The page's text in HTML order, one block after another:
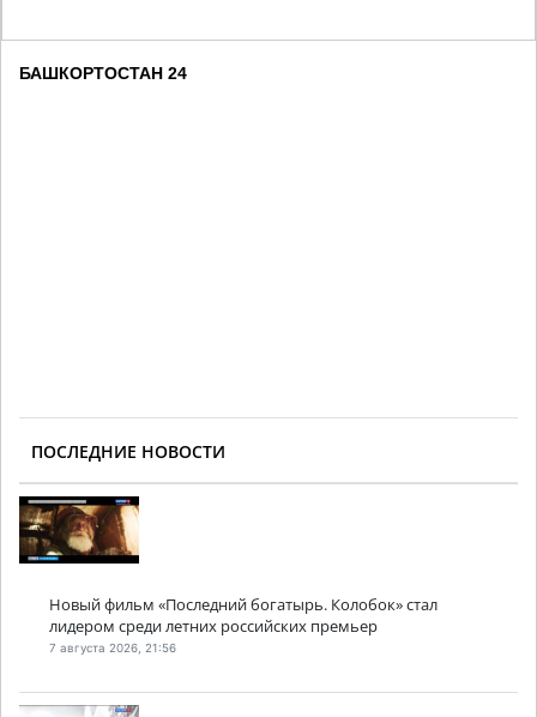
БАШКОРТОСТАН 24
ПОСЛЕДНИЕ НОВОСТИ
Новый фильм «Последний богатырь. Колобок» стал
лидером среди летних российских премьер
7 августа 2026, 21:56